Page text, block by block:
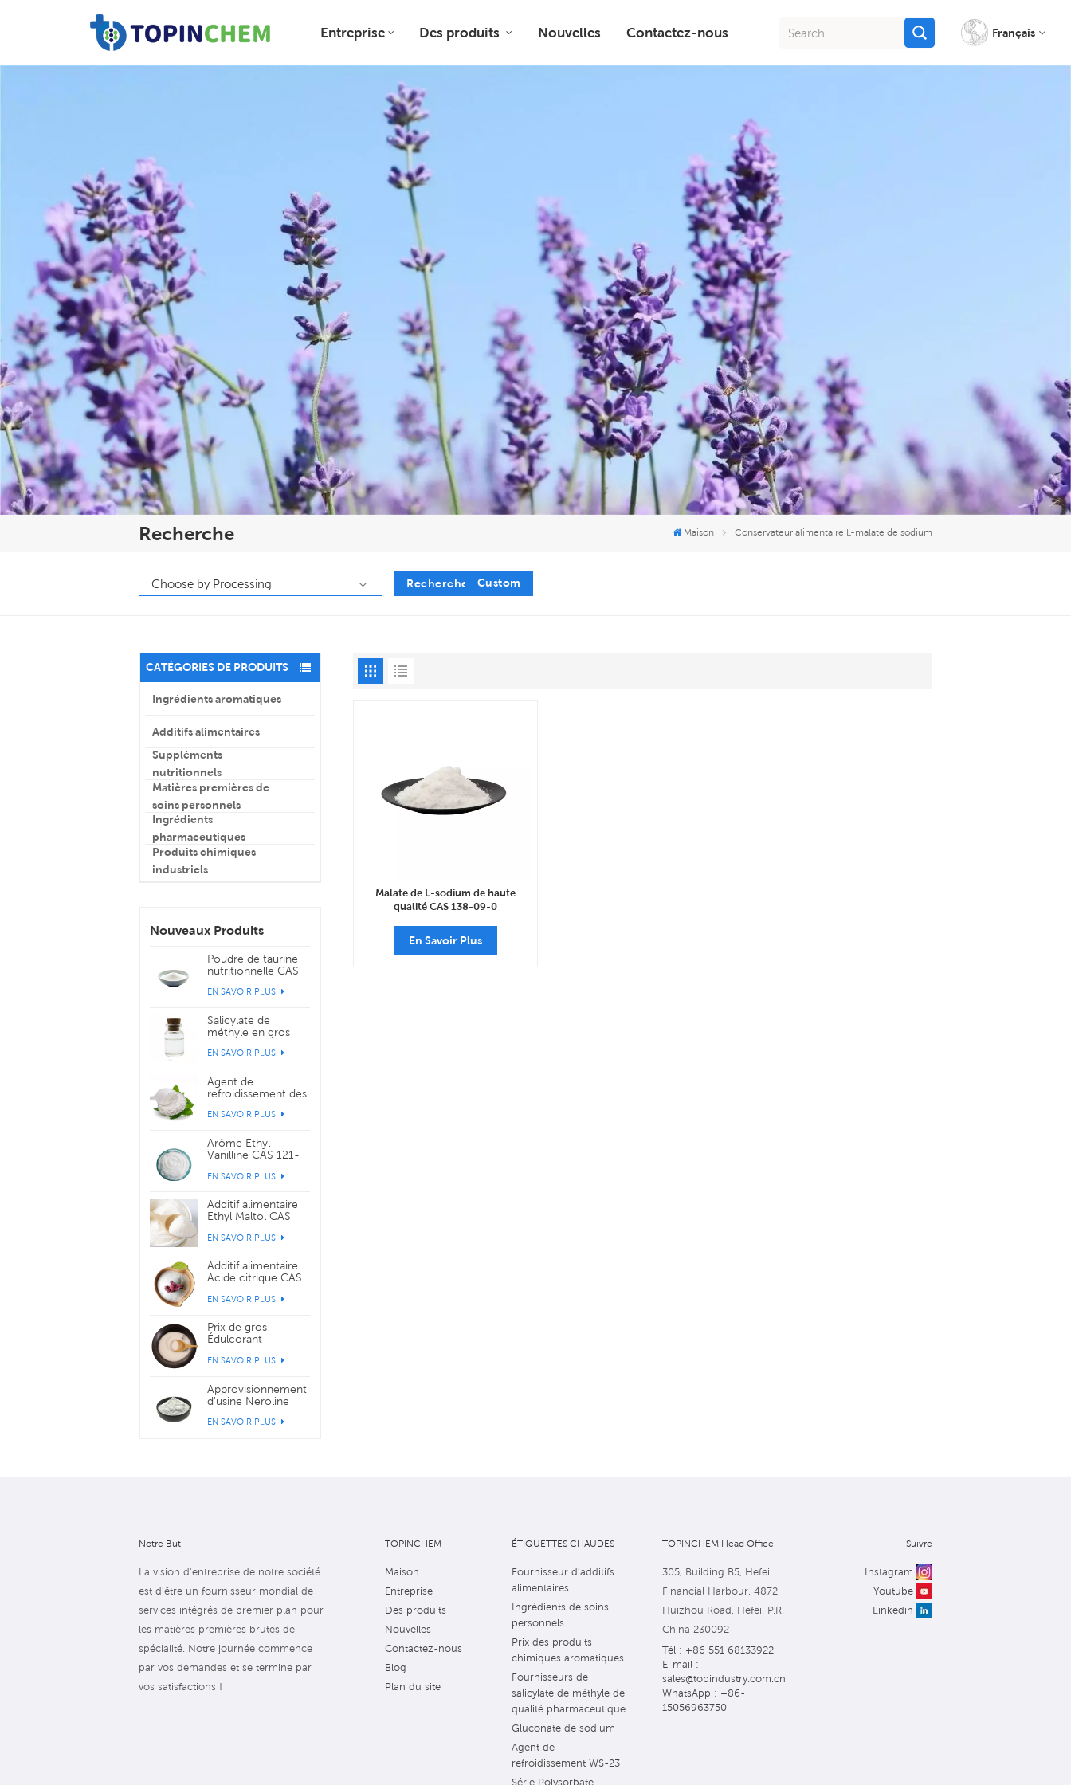
Entreprise Des produits Nouvelles Contactez-nous Français
Recherche Maison Conservateur alimentaire L-malate de sodium
Recherche Custom
CATÉGORIES DE PRODUITS
Ingrédients aromatiques
Additifs alimentaires
Suppléments
nutritionnels
Matières premières de
soins personnels
Ingrédients
pharmaceutiques
Produits chimiques
industriels
Nouveaux Produits
Poudre de taurine
nutritionnelle CAS
EN SAVOIR PLUS
Salicylate de
méthyle en gros
EN SAVOIR PLUS
Agent de
refroidissement des
WS-3 CAS 39711-
EN SAVOIR PLUS
Arôme Ethyl
Vanilline CAS 121-
EN SAVOIR PLUS
Additif alimentaire
Ethyl Maltol CAS
EN SAVOIR PLUS
Additif alimentaire
Acide citrique CAS
EN SAVOIR PLUS
Prix de gros
Édulcorant
56038-13-2
EN SAVOIR PLUS
Approvisionnement
d'usine Neroline
04-9
EN SAVOIR PLUS
Malate de L-sodium de haute
qualité CAS 138-09-0
En Savoir Plus
Notre But
La vision d'entreprise de notre société
est d'être un fournisseur mondial de
services intégrés de premier plan pour
les matières premières brutes de
spécialité. Notre journée commence
par vos demandes et se termine par
vos satisfactions !
TOPINCHEM
Maison
Entreprise
Des produits
Nouvelles
Contactez-nous
Blog
Plan du site
ÉTIQUETTES CHAUDES
Fournisseur d'additifs
alimentaires
Ingrédients de soins
personnels
Prix des produits
chimiques aromatiques
Fournisseurs de
salicylate de méthyle de
qualité pharmaceutique
Gluconate de sodium
Agent de
refroidissement WS-23
Série Polysorbate
TOPINCHEM Head Office
305, Building B5, Hefei
Financial Harbour, 4872
Huizhou Road, Hefei, P.R.
China 230092
Tél : +86 551 68133922
E-mail :
sales@topindustry.com.cn
WhatsApp : +86-
15056963750
Suivre
Instagram
Youtube
Linkedin